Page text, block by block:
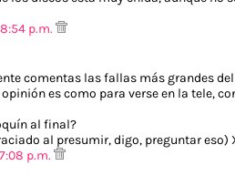
p.m.
comentas las fallas más grandes
es como para verse en la tele,
al final?
al presumir, digo, preguntar eso)
p.m.